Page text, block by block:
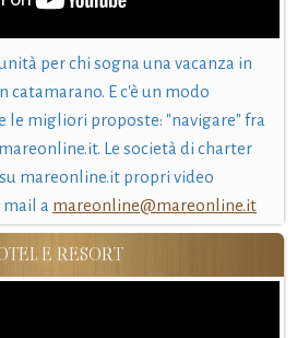
per chi sogna una vacanza in
catamarano. E c'è un modo
le migliori proposte: "navigare" fra
Le società di charter
mareonline.it propri video
a mareonline@mareonline.it
E RESORT